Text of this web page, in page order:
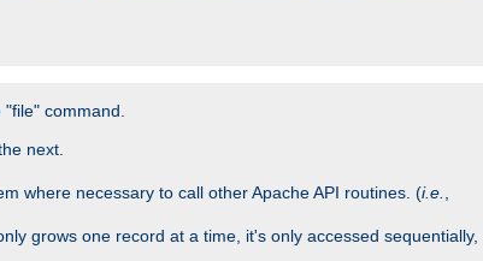
command.
next.
where necessary to call other Apache API routines. (i.e.
grows one record at a time, it's only accessed sequentially,